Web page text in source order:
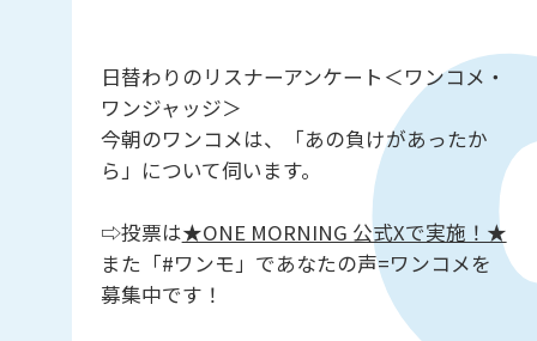
日替わりのリスナーアンケート＜ワンコメ・
ワンジャッジ＞
今朝のワンコメは、「あの負けがあったか
ら」について伺います。
⇨投票は★ONE MORNING 公式Xで実施！★
また「#ワンモ」であなたの声=ワンコメを
募集中です！